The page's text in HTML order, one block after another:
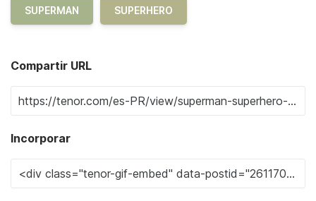
SUPERMAN SUPERHERO
Compartir URL
Incorporar